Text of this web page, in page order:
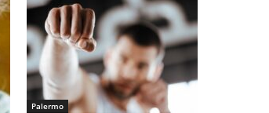
Palermo